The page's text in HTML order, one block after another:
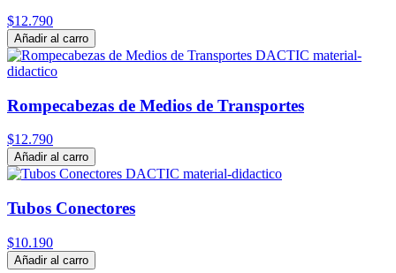
$12.790
Añadir al carro
Rompecabezas de Medios de Transportes
$12.790
Añadir al carro
Tubos Conectores
$10.190
Añadir al carro